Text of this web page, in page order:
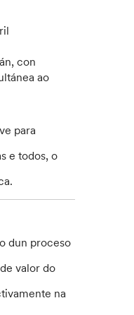
con
ao
para
e todos, o
dun proceso
valor do
na